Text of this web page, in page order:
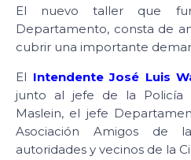
El nuevo taller que
Departamento, consta de
cubrir una importante
El Intendente José Luis
junto al jefe de la Policía
Maslein, el jefe
Asociación Amigos de
autoridades y vecinos de la